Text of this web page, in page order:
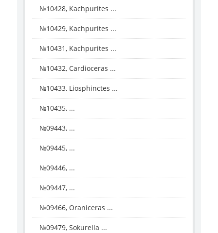
№10428, Kachpurites ...
№10429, Kachpurites ...
№10431, Kachpurites ...
№10432, Cardioceras ...
№10433, Liosphinctes ...
№10435, ...
№09443, ...
№09445, ...
№09446, ...
№09447, ...
№09466, Oraniceras ...
№09479, Sokurella ...